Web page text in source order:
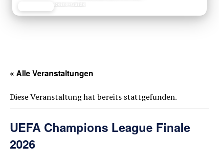
Reise-Guide
« Alle Veranstaltungen
Diese Veranstaltung hat bereits stattgefunden.
UEFA Champions League Finale
2026